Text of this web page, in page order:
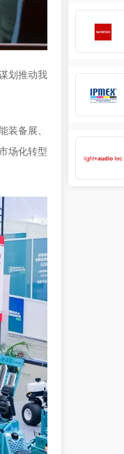
划推动我
备展、
场化转型